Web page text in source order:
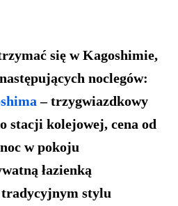
się w Kagoshimie,
noclegów:
– trzygwiazdkowy
stacji kolejowej, cena od
noc w pokoju
łazienką
stylu